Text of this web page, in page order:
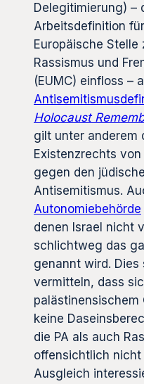
Delegitimierung) –
Arbeitsdefinition
Europäische
Rassismus und
(EUMC) einfloss –
Holocaust
gilt unter anderem
Existenzrechts
gegen den
Antisemitismus.
Autonomiebehörde
denen Israel nicht
schlichtweg das
genannt wird. Dies
vermitteln, dass
palästinensischem
keine
die PA als auch
offensichtlich
Ausgleich